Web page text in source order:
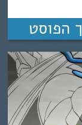
הפוסט